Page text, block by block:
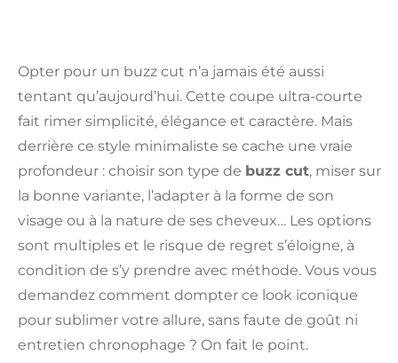
Opter pour un buzz cut n’a jamais été aussi
tentant qu’aujourd’hui. Cette coupe ultra-courte
fait rimer simplicité, élégance et caractère. Mais
derrière ce style minimaliste se cache une vraie
profondeur : choisir son type de buzz cut, miser sur
la bonne variante, l’adapter à la forme de son
visage ou à la nature de ses cheveux… Les options
sont multiples et le risque de regret s’éloigne, à
condition de s’y prendre avec méthode. Vous vous
demandez comment dompter ce look iconique
pour sublimer votre allure, sans faute de goût ni
entretien chronophage ? On fait le point.